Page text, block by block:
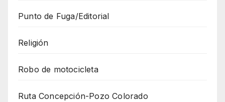
Punto de Fuga/Editorial
Religión
Robo de motocicleta
Ruta Concepción-Pozo Colorado